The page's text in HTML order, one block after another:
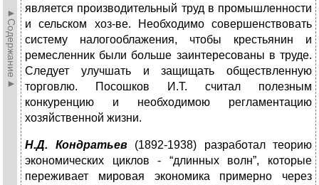
►Содержание►
является производительный труд в промышленности
и сельском хоз-ве. Необходимо совершенствовать
систему налогооблажения, чтобы крестьянин и
ремесленник были больше заинтересованы в труде.
Следует улучшать и защищать обществленную
торговлю. Посошков И.Т. считал полезным
конкуренцию и необходимою регламентацию
хозяйственной жизни.
Н.Д. Кондратьев(1892-1938) разработал теорию
экономических циклов - “длинных волн”, которые
переживает мировая экономика примерно через